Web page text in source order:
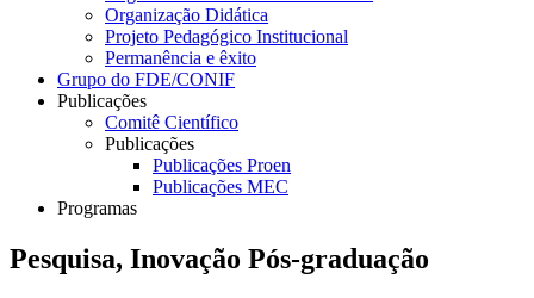
Organização Didática
Projeto Pedagógico Institucional
Permanência e êxito
Grupo do FDE/CONIF
Publicações
Comitê Científico
Publicações
Publicações Proen
Publicações MEC
Programas
Pesquisa, Inovação Pós-graduação